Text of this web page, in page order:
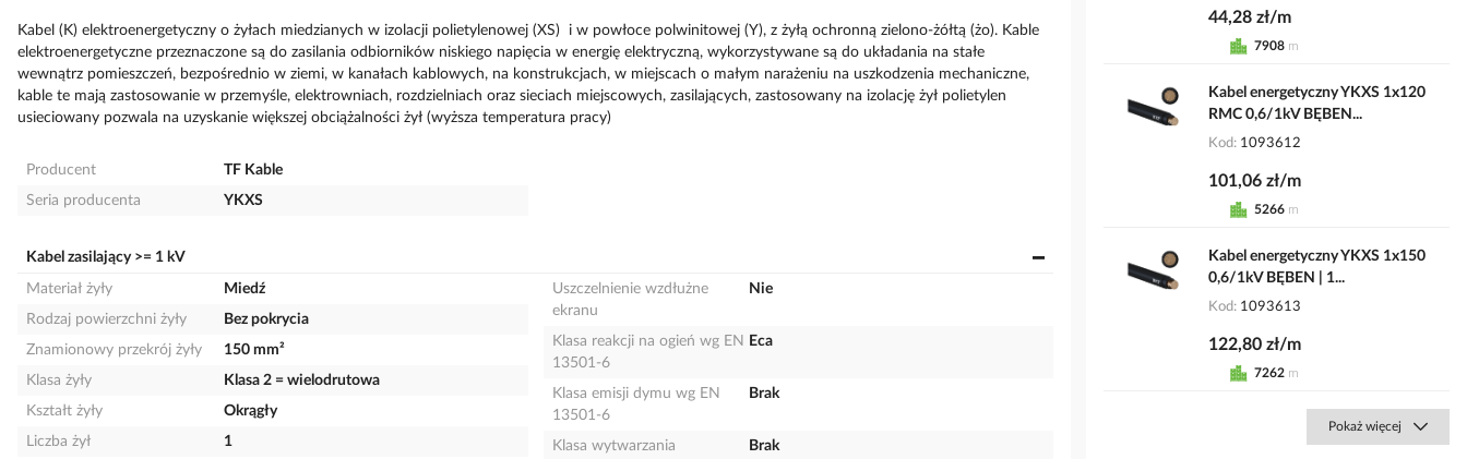
Kabel (K) elektroenergetyczny o żyłach miedzianych w izolacji polietylenowej (XS) i w powłoce polwinitowej (Y), z żyłą ochronną zielono-żółtą (żo). Kable
elektroenergetyczne przeznaczone są do zasilania odbiorników niskiego napięcia w energię elektryczną, wykorzystywane są do układania na stałe
wewnątrz pomieszczeń, bezpośrednio w ziemi, w kanałach kablowych, na konstrukcjach, w miejscach o małym narażeniu na uszkodzenia mechaniczne,
kable te mają zastosowanie w przemyśle, elektrowniach, rozdzielniach oraz sieciach miejscowych, zasilających, zastosowany na izolację żył polietylen
usieciowany pozwala na uzyskanie większej obciążalności żył (wyższa temperatura pracy)
Producent
TF Kable
Seria producenta
YKXS
Kabel zasilający >= 1 kV
Materiał żyły
Miedź
Rodzaj powierzchni żyły
Bez pokrycia
Znamionowy przekrój żyły
150 mm²
Klasa żyły
Klasa 2 = wielodrutowa
Kształt żyły
Okrągły
Liczba żył
1
Uszczelnienie wzdłużne
ekranu
Nie
Klasa reakcji na ogień wg EN
13501-6
Eca
Klasa emisji dymu wg EN
13501-6
Brak
Klasa wytwarzania
Brak
44,28 zł/m
7908 m
Kabel energetyczny YKXS 1x120
RMC 0,6/1kV BĘBEN...
Kod 1093612
101,06 zł/m
5266 m
Kabel energetyczny YKXS 1x150
0,6/1kV BĘBEN | 1...
Kod 1093613
122,80 zł/m
7262 m
Pokaż więcej